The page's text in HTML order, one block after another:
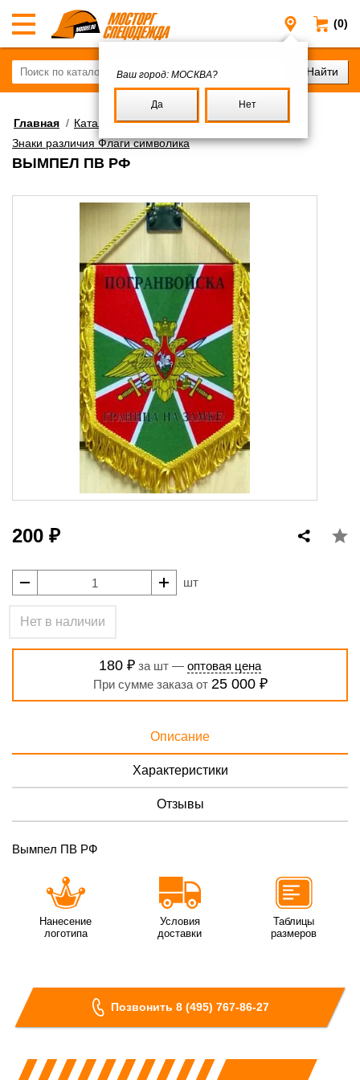
(0)
Москва
Ваш город: МОСКВА?
Да Нет
Главная / Каталог/Военное имущество/
Знаки различия Флаги символика
ВЫМПЕЛ ПВ РФ
200 ₽
шт
Нет в наличии
180 ₽ за шт — оптовая цена
При сумме заказа от 25 000 ₽
Описание
Характеристики
Отзывы
Вымпел ПВ РФ
Нанесение
логотипа
Условия
доставки
Таблицы
размеров
Позвонить 8 (495) 767-86-27